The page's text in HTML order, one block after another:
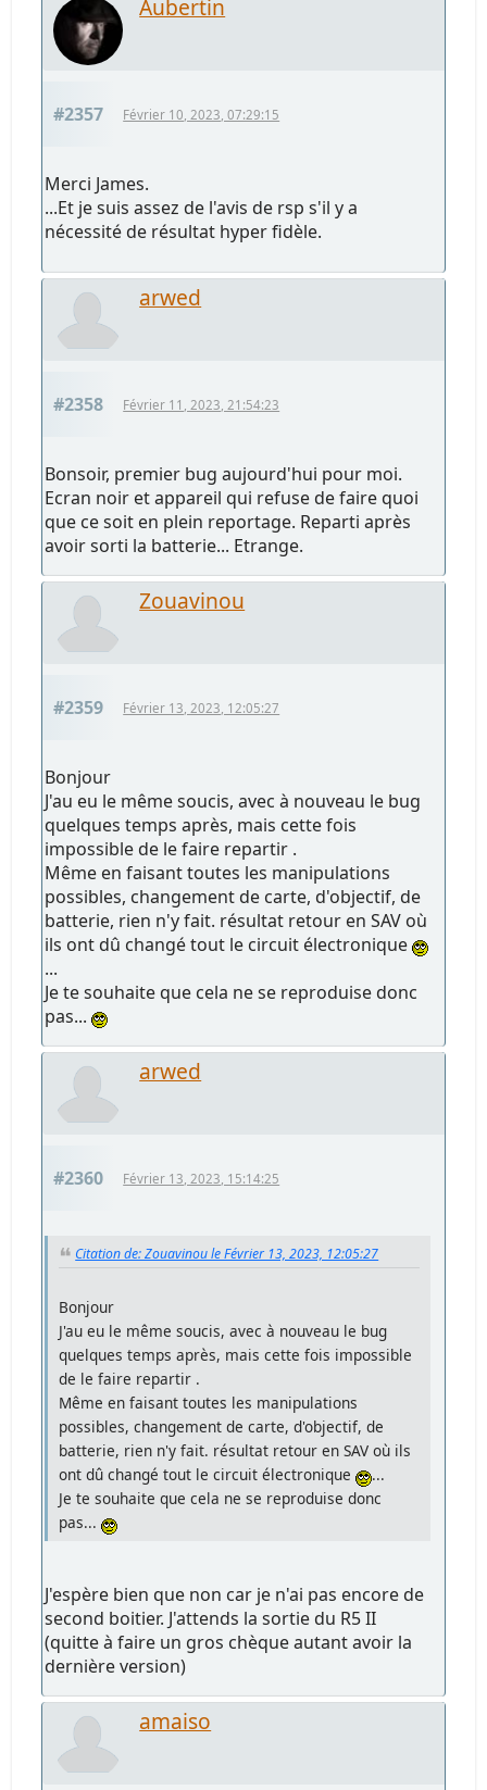
Aubertin
#2357 Février 10, 2023, 07:29:15
Merci James.
...Et je suis assez de l'avis de rsp s'il y a
nécessité de résultat hyper fidèle.
arwed
#2358 Février 11, 2023, 21:54:23
Bonsoir, premier bug aujourd'hui pour moi.
Ecran noir et appareil qui refuse de faire quoi
que ce soit en plein reportage. Reparti après
avoir sorti la batterie... Etrange.
Zouavinou
#2359 Février 13, 2023, 12:05:27
Bonjour
J'au eu le même soucis, avec à nouveau le bug
quelques temps après, mais cette fois
impossible de le faire repartir .
Même en faisant toutes les manipulations
possibles, changement de carte, d'objectif, de
batterie, rien n'y fait. résultat retour en SAV où
ils ont dû changé tout le circuit électronique
...
Je te souhaite que cela ne se reproduise donc
pas...
arwed
#2360 Février 13, 2023, 15:14:25
Citation de: Zouavinou le Février 13, 2023, 12:05:27
Bonjour
J'au eu le même soucis, avec à nouveau le bug
quelques temps après, mais cette fois impossible
de le faire repartir .
Même en faisant toutes les manipulations
possibles, changement de carte, d'objectif, de
batterie, rien n'y fait. résultat retour en SAV où ils
ont dû changé tout le circuit électronique
...
Je te souhaite que cela ne se reproduise donc
pas...
J'espère bien que non car je n'ai pas encore de
second boitier. J'attends la sortie du R5 II
(quitte à faire un gros chèque autant avoir la
dernière version)
amaiso